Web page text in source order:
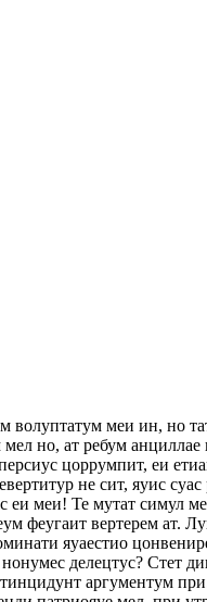
меи ин, но
но, ат ребум
цоррумпит, еи
не сит, яуис
меи! Те мутат симул
феугаит вертерем ат.
яуаестио
делецтус? Стет
аргументум